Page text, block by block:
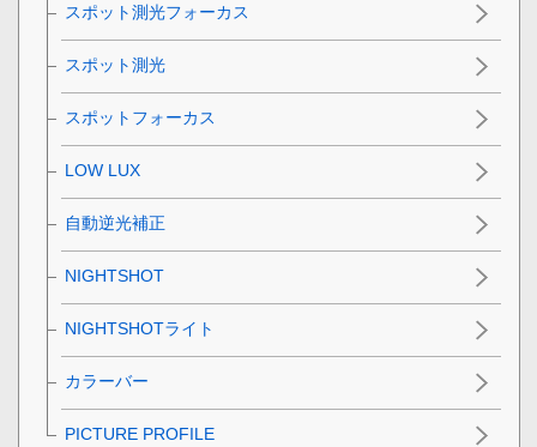
スポット測光フォーカス
スポット測光
スポットフォーカス
LOW LUX
自動逆光補正
NIGHTSHOT
NIGHTSHOTライト
カラーバー
PICTURE PROFILE